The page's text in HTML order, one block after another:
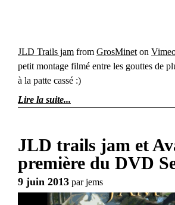
JLD Trails jam from GrosMinet on
petit montage filmé entre les gouttes de
à la patte cassé :)
Lire la suite
JLD trails jam et
première du DVD
9 juin 2013 parjems